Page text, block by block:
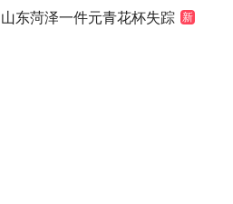
山东菏泽一件元青花杯失踪 新